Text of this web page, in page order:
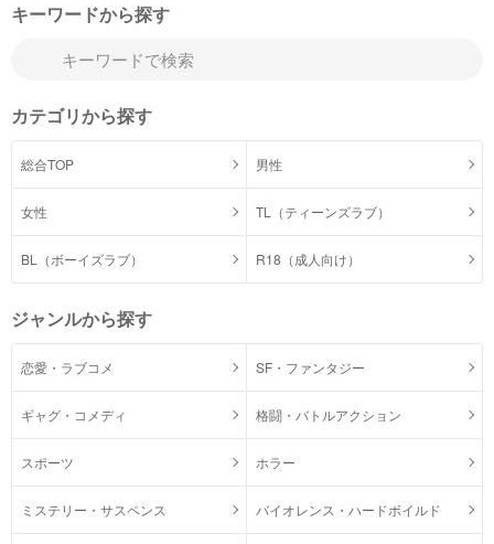
キーワードから探す
カテゴリから探す
総合TOP 男性
女性 TL（ティーンズラブ）
BL（ボーイズラブ） R18（成人向け）
ジャンルから探す
恋愛・ラブコメ SF・ファンタジー
ギャグ・コメディ 格闘・バトルアクション
スポーツ ホラー
ミステリー・サスペンス バイオレンス・ハードボイルド